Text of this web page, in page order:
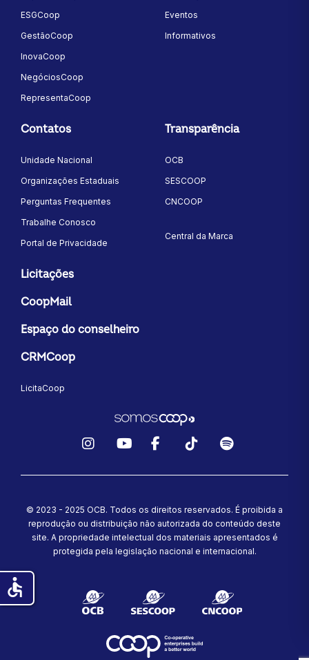
ESGCoop
GestãoCoop
InovaCoop
NegóciosCoop
RepresentaCoop
Eventos
Informativos
Contatos
Unidade Nacional
Organizações Estaduais
Perguntas Frequentes
Trabalhe Conosco
Portal de Privacidade
Transparência
OCB
SESCOOP
CNCOOP
Central da Marca
Licitações
CoopMail
Espaço do conselheiro
CRMCoop
LicitaCoop
© 2023 - 2025 OCB. Todos os direitos reservados. É proibida a
reprodução ou distribuição não autorizada do conteúdo deste
site. A propriedade intelectual dos materiais apresentados é
protegida pela legislação nacional e internacional.
accessible